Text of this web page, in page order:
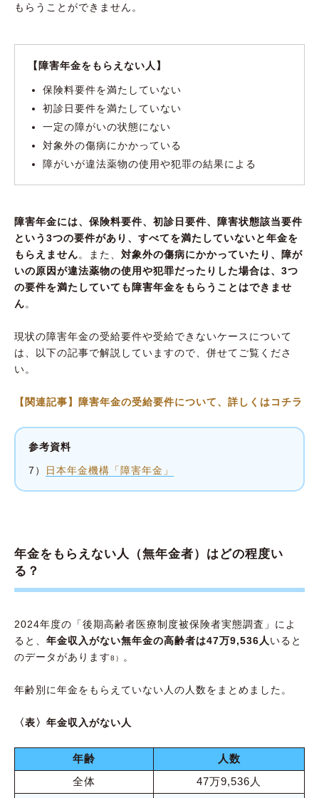
もらうことができません。
【障害年金をもらえない人】
保険料要件を満たしていない
初診日要件を満たしていない
一定の障がいの状態にない
対象外の傷病にかかっている
障がいが違法薬物の使用や犯罪の結果による
障害年金には、保険料要件、初診日要件、障害状態該当要件
という3つの要件があり、すべてを満たしていないと年金を
もらえません。また、 対象外の傷病にかかっていたり、障が
いの原因が違法薬物の使用や犯罪だったりした場合は、3つ
の要件を満たしていても障害年金をもらうことはできませ
ん。
現状の障害年金の受給要件や受給できないケースについて
は、以下の記事で解説していますので、併せてご覧くださ
い。
【関連記事】障害年金の受給要件について、詳しくはコチラ
参考資料
7） 日本年金機構「障害年金」
年金をもらえない人（無年金者）はどの程度い
る？
2024年度の「後期高齢者医療制度被保険者実態調査」によ
ると、 年金収入がない無年金の高齢者は47万9,536人 いると
のデータがあります8） 。
年齢別に年金をもらえていない人の人数をまとめました。
〈表〉年金収入がない人
年齢
人数
全体
47万9,536人